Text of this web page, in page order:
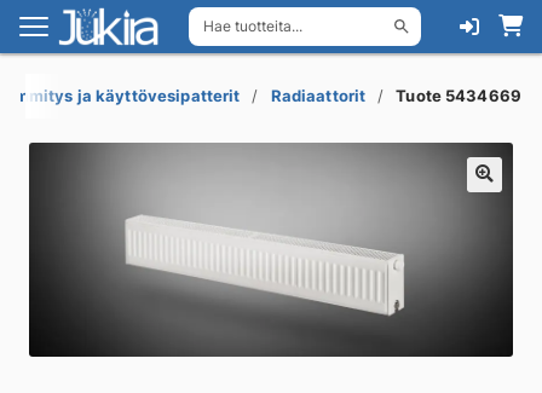
Hae tuotteita...
Siirry
navigointiin
Siirry
sisältöön
ja käyttövesipatterit Radiaattorit Tuote 5434669